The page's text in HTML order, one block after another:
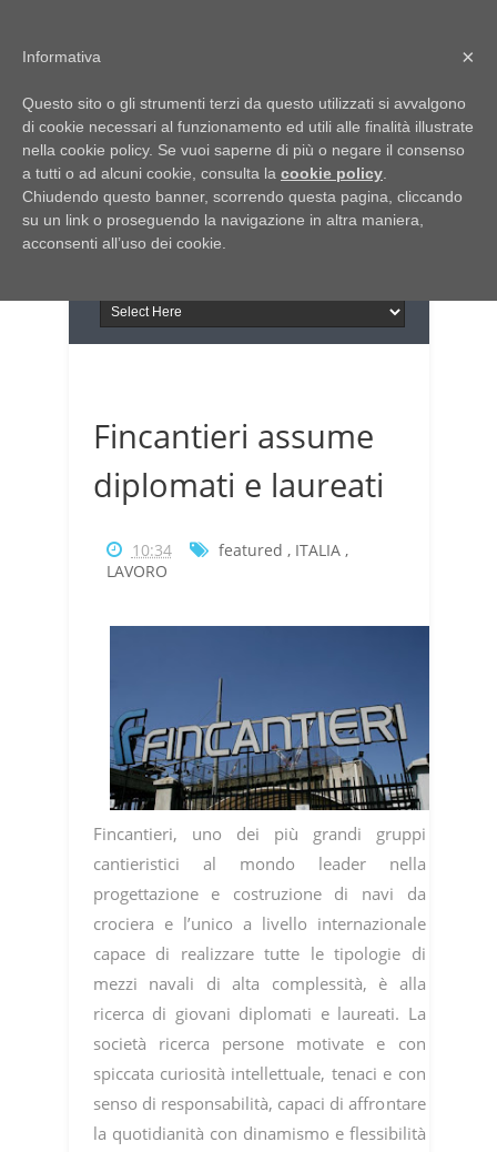
Italia Notizie
Giornale di Basilicata
Giornale di Puglia
INFORMAPUGLIA
Il portale n.1 del lavoro
in Puglia
Fincantieri assume
diplomati e laureati
10:34 featured , ITALIA,
LAVORO
Fincantieri, uno dei più grandi gruppi
cantieristici al mondo leader nella
progettazione e costruzione di navi da
crociera e l’unico a livello internazionale
capace di realizzare tutte le tipologie di
mezzi navali di alta complessità, è alla
ricerca di giovani diplomati e laureati. La
società ricerca persone motivate e con
spiccata curiosità intellettuale, tenaci e con
senso di responsabilità, capaci di affrontare
la quotidianità con dinamismo e flessibilità
×
Informativa
Questo sito o gli strumenti terzi da questo utilizzati si avvalgono
di cookie necessari al funzionamento ed utili alle finalità illustrate
nella cookie policy. Se vuoi saperne di più o negare il consenso
a tutti o ad alcuni cookie, consulta la cookie policy
Chiudendo questo banner, scorrendo questa pagina, cliccando
su un link o proseguendo la navigazione in altra maniera,
acconsenti all’uso dei cookie.